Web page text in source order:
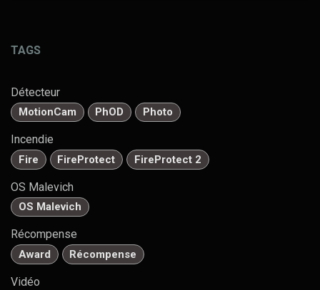
TAGS
Détecteur
MotionCam PhOD Photo
Incendie
Fire FireProtect FireProtect 2
OS Malevich
OS Malevich
Récompense
Award Récompense
Vidéo